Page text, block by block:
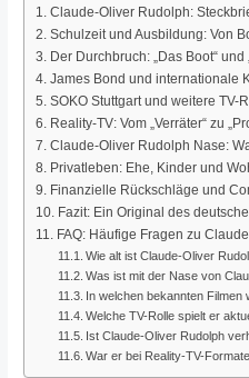
Claude-Oliver Rudolph:
Schulzeit und Ausbildung: Von
Der Durchbruch: „Das Boot“ und
James Bond und internationale
SOKO Stuttgart und weitere TV-
Reality-TV: Vom „Verräter“ zu
Claude-Oliver Rudolph Nase:
Privatleben: Ehe, Kinder und
Finanzielle Rückschläge und
Fazit: Ein Original des
FAQ: Häufige Fragen zu
Wie alt ist Claude-Oliver
Was ist mit der Nase von
In welchen bekannten Filmen
Welche TV-Rolle spielt er
Ist Claude-Oliver Rudolph
War er bei Reality-TV-